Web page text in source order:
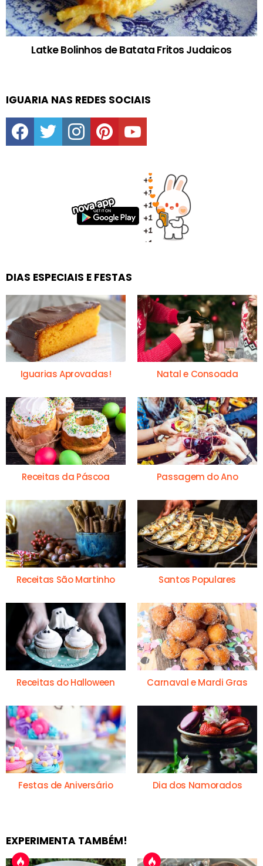
Latke Bolinhos de Batata Fritos Judaicos
IGUARIA NAS REDES SOCIAIS
facebooktwitter instagrampinterestyoutube
DIAS ESPECIAIS E FESTAS
Iguarias Aprovadas! Natal e Consoada
Receitas da Páscoa Passagem do Ano
Receitas São Martinho Santos Populares
Receitas do Halloween Carnaval e Mardi Gras
Festas de Aniversário Dia dos Namorados
EXPERIMENTA TAMBÉM!